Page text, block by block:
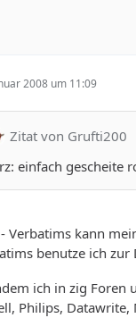
2008 um 11:09
Zitat von Grufti200
einfach gescheite
Verbatims kann
benutze ich
ich in zig Foren
Philips, Datawrite,